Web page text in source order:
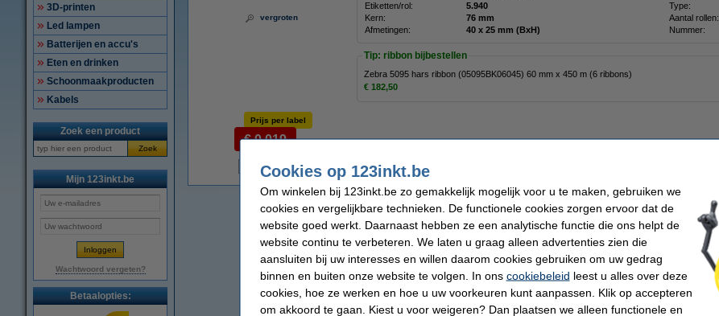
3D-printen
Led lampen
Batterijen en accu's
Eten en drinken
Schoonmaakproducten
Kabels
Zoek een product
Zoek
Mijn 123inkt.be
Wachtwoord vergeten?
Betaalopties:
vergroten
Etiketten/rol:
5.940 Type:
Kern:
76 mm Aantal rollen:
Afmetingen:
40 x 25 mm (BxH) Nummer:
Tip: ribbon bijbestellen
Zebra 5095 hars ribbon (05095BK06045) 60 mm x 450 m (6 ribbons)
€ 182,50
Prijs per label
€ 0,019
Niet meer in productie, dus niet meer leverbaar.
Cookies op 123inkt.be
Om winkelen bij 123inkt.be zo gemakkelijk mogelijk voor u te maken, gebruiken we
cookies en vergelijkbare technieken. De functionele cookies zorgen ervoor dat de
website goed werkt. Daarnaast hebben ze een analytische functie die ons helpt de
website continu te verbeteren. We laten u graag alleen advertenties zien die
aansluiten bij uw interesses en willen daarom cookies gebruiken om uw gedrag
binnen en buiten onze website te volgen. In ons cookiebeleid leest u alles over deze
cookies, hoe ze werken en hoe u uw voorkeuren kunt aanpassen. Klik op accepteren
om akkoord te gaan. Kiest u voor weigeren? Dan plaatsen we alleen functionele en